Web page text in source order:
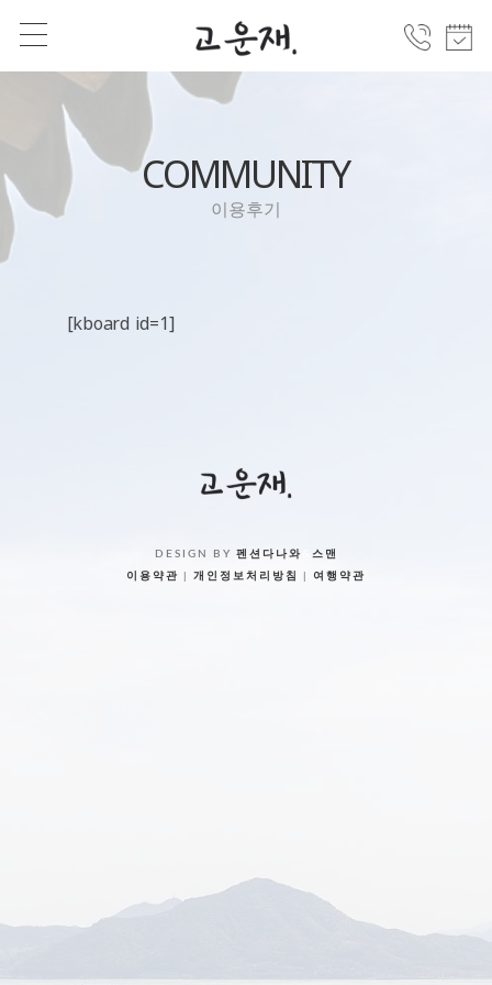
COMMUNITY
이용후기
[kboard id=1]
DESIGN BY 펜션다나와
스맨
이용약관
개인정보처리방침 여행약관